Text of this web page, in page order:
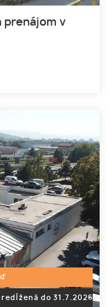
prenájom v
do 31.7.2026